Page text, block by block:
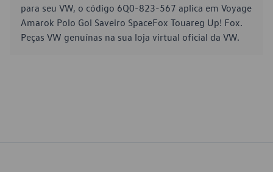
para seu VW, o código 6Q0-823-567 aplica em Voyage
Amarok Polo Gol Saveiro SpaceFox Touareg Up! Fox.
Peças VW genuínas na sua loja virtual oficial da VW.